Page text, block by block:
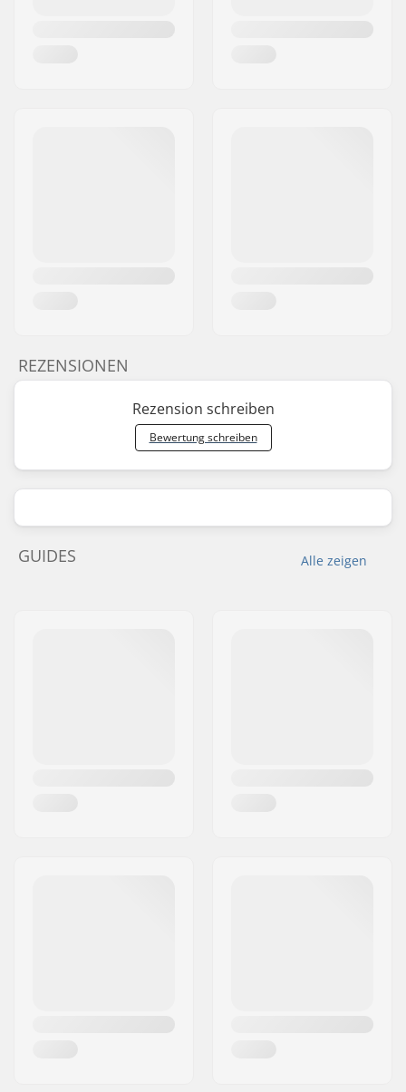
REZENSIONEN
Rezension schreiben
Bewertung schreiben
Alle zeigen
GUIDES